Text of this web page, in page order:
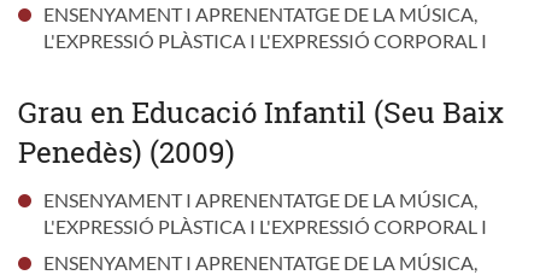
ENSENYAMENT I APRENENTATGE DE LA MÚSICA,
L'EXPRESSIÓ PLÀSTICA I L'EXPRESSIÓ CORPORAL I
Grau en Educació Infantil (Seu Baix
Penedès) (2009)
ENSENYAMENT I APRENENTATGE DE LA MÚSICA,
L'EXPRESSIÓ PLÀSTICA I L'EXPRESSIÓ CORPORAL I
ENSENYAMENT I APRENENTATGE DE LA MÚSICA,